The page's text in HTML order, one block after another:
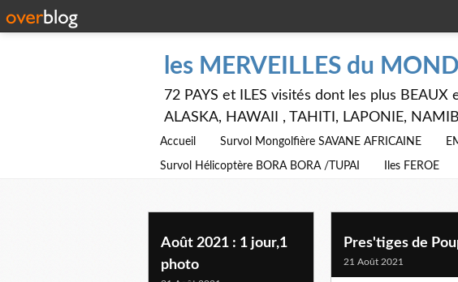
les MERVEILLES du
72 PAYS et ILES visités dont les plus
ALASKA, HAWAII , TAHITI, LAPONIE,
Accueil Survol Mongolfière SAVANE AFRICAINE
Survol Hélicoptère BORA BORA /TUPAI Iles FEROE
Août 2021 : 1 jour,1
photo
Pres'tiges de
21 Août 2021